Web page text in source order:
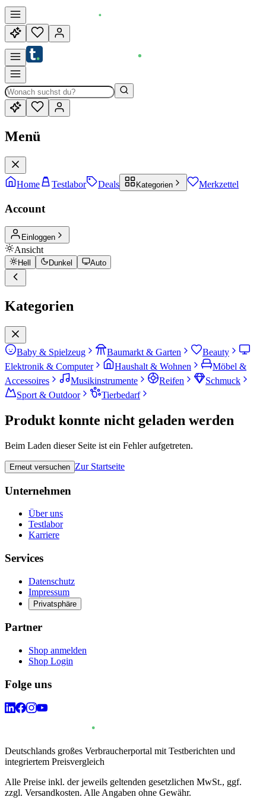
Menü
Home Testlabor Deals Kategorien Merkzettel
Account
Einloggen
Ansicht
Hell Dunkel Auto
Kategorien
Baby & Spielzeug Baumarkt & Garten
Beauty
Elektronik & Computer
Haushalt & Wohnen
Möbel &
Accessoires
Musikinstrumente Reifen
Schmuck
Sport & Outdoor
Tierbedarf
Produkt konnte nicht geladen werden
Beim Laden dieser Seite ist ein Fehler aufgetreten.
Erneut versuchen Zur Startseite
Unternehmen
Über uns
Testlabor
Karriere
Services
Datenschutz
Impressum
Privatsphäre
Partner
Shop anmelden
Shop Login
Folge uns
Deutschlands großes Verbraucherportal mit Testberichten und
integriertem Preisvergleich
Alle Preise inkl. der jeweils geltenden gesetzlichen MwSt., ggf.
zzgl. Versandkosten. Alle Angaben ohne Gewähr.